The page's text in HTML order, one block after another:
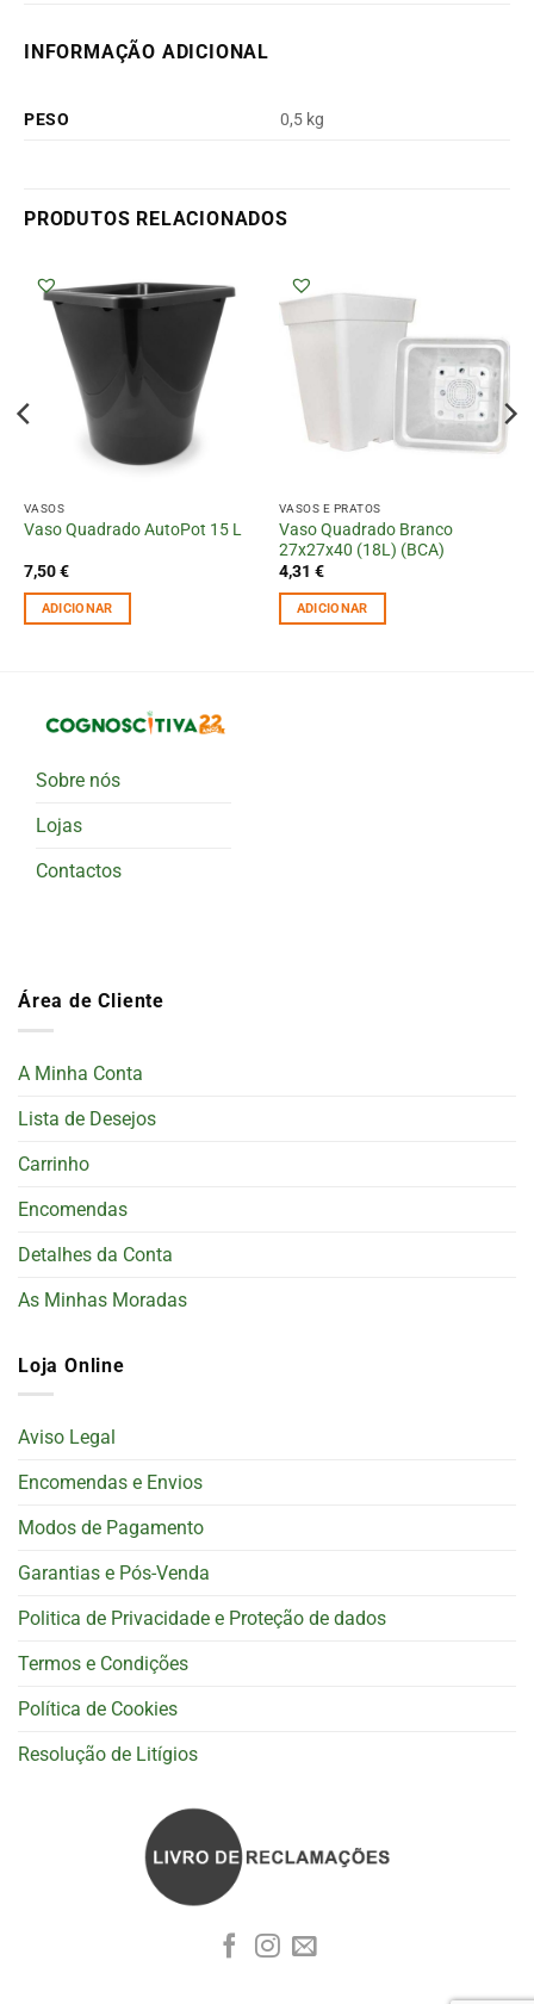
INFORMAÇÃO ADICIONAL
PESO 0,5 kg
PRODUTOS RELACIONADOS
VASOS
Vaso Quadrado AutoPot 15 L
7,50€
ADICIONAR
VASOS E PRATOS
Vaso Quadrado Branco
27x27x40 (18L) (BCA)
4,31 €
ADICIONAR
Sobre nós
Lojas
Contactos
Área de Cliente
A Minha Conta
Lista de Desejos
Carrinho
Encomendas
Detalhes da Conta
As Minhas Moradas
Loja Online
Aviso Legal
Encomendas e Envios
Modos de Pagamento
Garantias e Pós-Venda
Politica de Privacidade e Proteção de dados
Termos e Condições
Política de Cookies
Resolução de Litígios